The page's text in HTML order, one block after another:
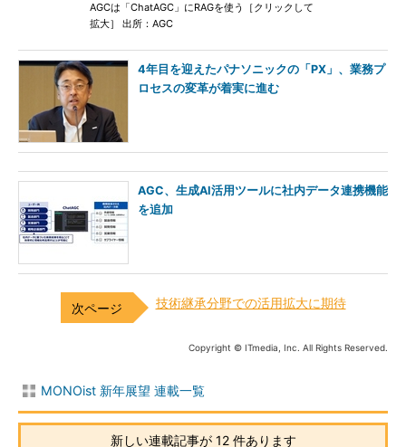
AGCは「ChatAGC」にRAGを使う［クリックして
拡大］ 出所：AGC
4年目を迎えたパナソニックの「PX」、業務プ
ロセスの変革が着実に進む
AGC、生成AI活用ツールに社内データ連携機能
を追加
技術継承分野での活用拡大に期待
Copyright © ITmedia, Inc. All Rights Reserved.
MONOist 新年展望 連載一覧
新しい連載記事が 12 件あります